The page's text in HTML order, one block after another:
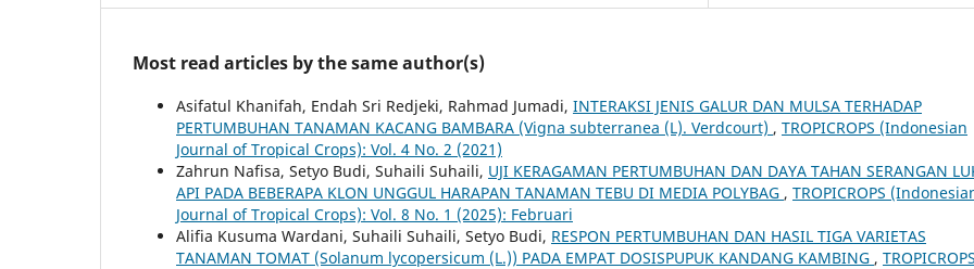
Most read articles by the same author(s)
Asifatul Khanifah, Endah Sri Redjeki, Rahmad Jumadi, INTERAKSI JENIS GALUR DAN MULSA TERHADAP
PERTUMBUHAN TANAMAN KACANG BAMBARA (Vigna subterranea (L). Verdcourt) , TROPICROPS (Indonesian
Journal of Tropical Crops): Vol. 4 No. 2 (2021)
Zahrun Nafisa, Setyo Budi, Suhaili Suhaili, UJI KERAGAMAN PERTUMBUHAN DAN DAYA TAHAN SERANGAN
API PADA BEBERAPA KLON UNGGUL HARAPAN TANAMAN TEBU DI MEDIA POLYBAG , TROPICROPS
Journal of Tropical Crops): Vol. 8 No. 1 (2025): Februari
Alifia Kusuma Wardani, Suhaili Suhaili, Setyo Budi, RESPON PERTUMBUHAN DAN HASIL TIGA VARIETAS
TANAMAN TOMAT (Solanum lycopersicum (L.)) PADA EMPAT DOSISPUPUK KANDANG KAMBING , TROPICROPS